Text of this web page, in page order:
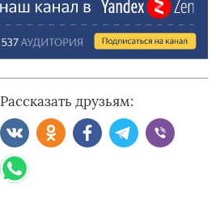
Рассказать друзьям: